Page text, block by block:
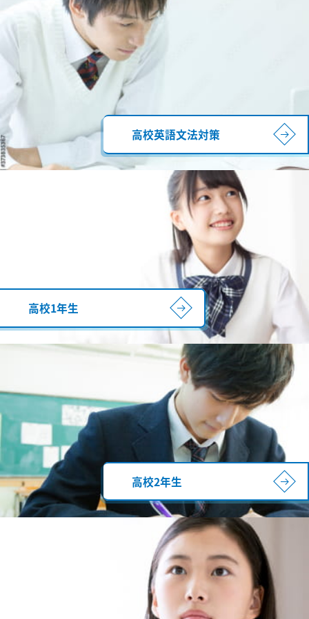
高校英語文法対策
高校1年生
高校2年生